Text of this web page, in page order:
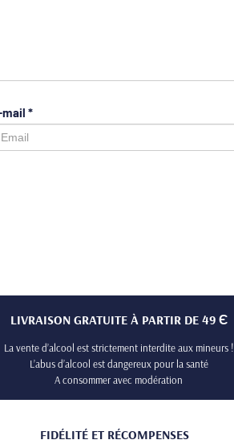
mail *
LIVRAISON GRATUITE À PARTIR DE 49 Є
La vente d’alcool est strictement interdite aux mineurs !
L’abus d’alcool est dangereux pour la santé
A consommer avec modération
FIDÉLITÉ ET RÉCOMPENSES